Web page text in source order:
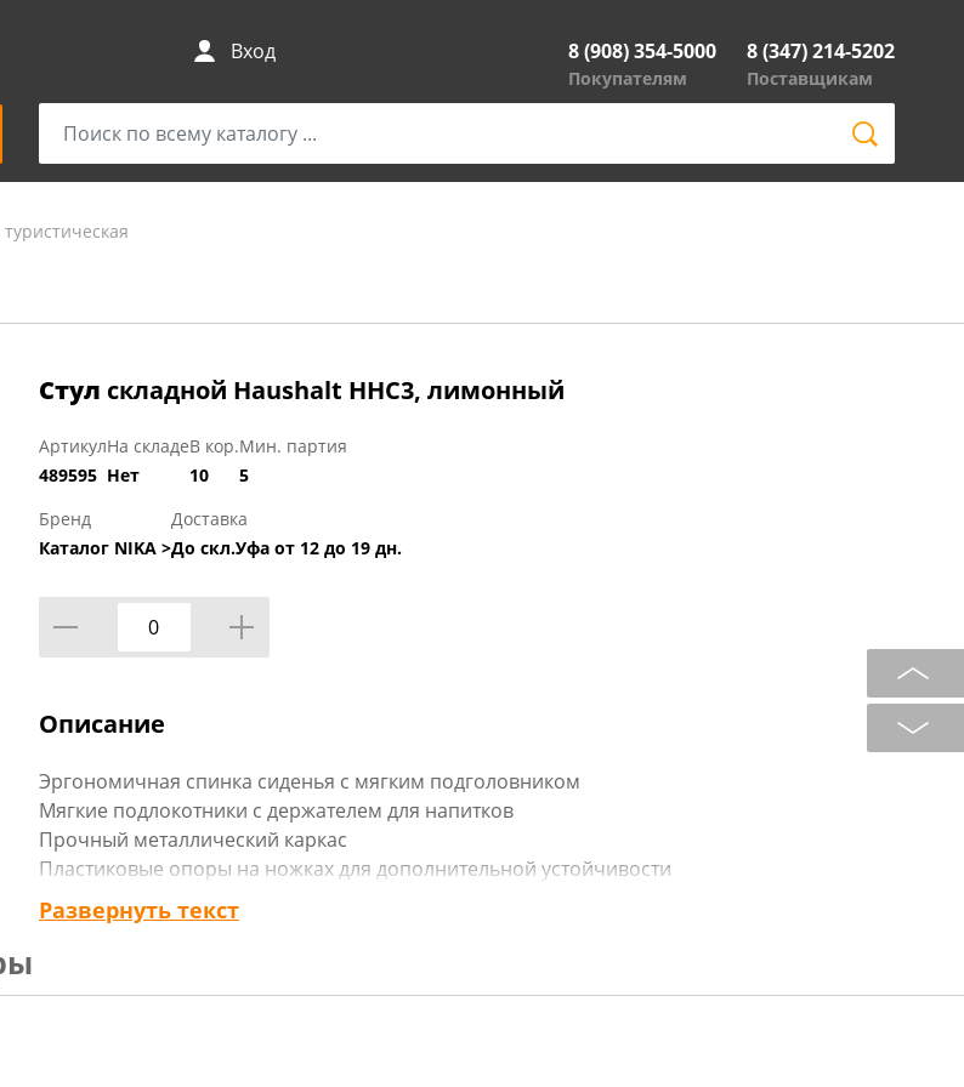
Вход 8 (908) 354-5000
Покупателям
8 (347) 214-5202
Поставщикам
Стул складной Haushalt ННС3, лимонный
Артикул
489595
На складе
Нет
В кор.
10
Мин. партия
5
Бренд
Каталог NIKA >
Доставка
До скл.Уфа от 12 до 19 дн.
Описание
Эргономичная спинка сиденья с мягким подголовником
Мягкие подлокотники с держателем для напитков
Прочный металлический каркас
Пластиковые опоры на ножках для дополнительной устойчивости
Ткань с водоотталкивающим покрытием
Сумка-чехол для хранения и переноски
Развернуть текст